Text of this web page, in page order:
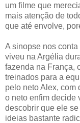
um filme que
mais atenção de
que até envolve,
A sinopse nos
viveu na Argélia
fazenda na França,
treinados para a
pelo neto Alex, com
o neto enfim decide
descobrir que ele
ideias bastante